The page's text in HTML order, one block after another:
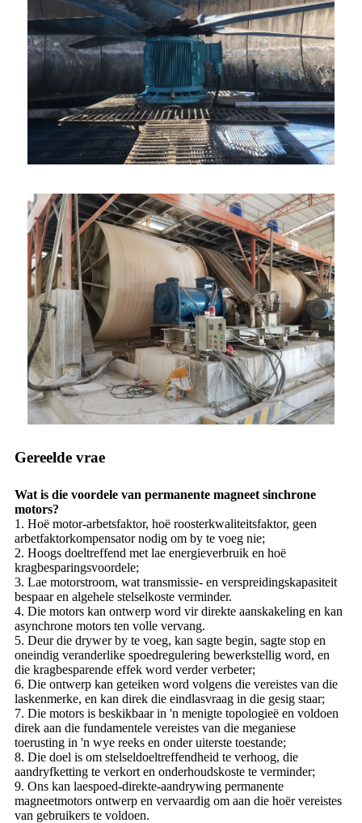
Gereelde vrae
Wat is die voordele van permanente magneet sinchrone
motors?
1. Hoë motor-arbetsfaktor, hoë roosterkwaliteitsfaktor, geen
arbetfaktorkompensator nodig om by te voeg nie;
2. Hoogs doeltreffend met lae energieverbruik en hoë
kragbesparingsvoordele;
3. Lae motorstroom, wat transmissie- en verspreidingskapasiteit
bespaar en algehele stelselkoste verminder.
4. Die motors kan ontwerp word vir direkte aanskakeling en kan
asynchrone motors ten volle vervang.
5. Deur die drywer by te voeg, kan sagte begin, sagte stop en
oneindig veranderlike spoedregulering bewerkstellig word, en
die kragbesparende effek word verder verbeter;
6. Die ontwerp kan geteiken word volgens die vereistes van die
laskenmerke, en kan direk die eindlasvraag in die gesig staar;
7. Die motors is beskikbaar in 'n menigte topologieë en voldoen
direk aan die fundamentele vereistes van die meganiese
toerusting in 'n wye reeks en onder uiterste toestande;
8. Die doel is om stelseldoeltreffendheid te verhoog, die
aandryfketting te verkort en onderhoudskoste te verminder;
9. Ons kan laespoed-direkte-aandrywing permanente
magneetmotors ontwerp en vervaardig om aan die hoër vereistes
van gebruikers te voldoen.